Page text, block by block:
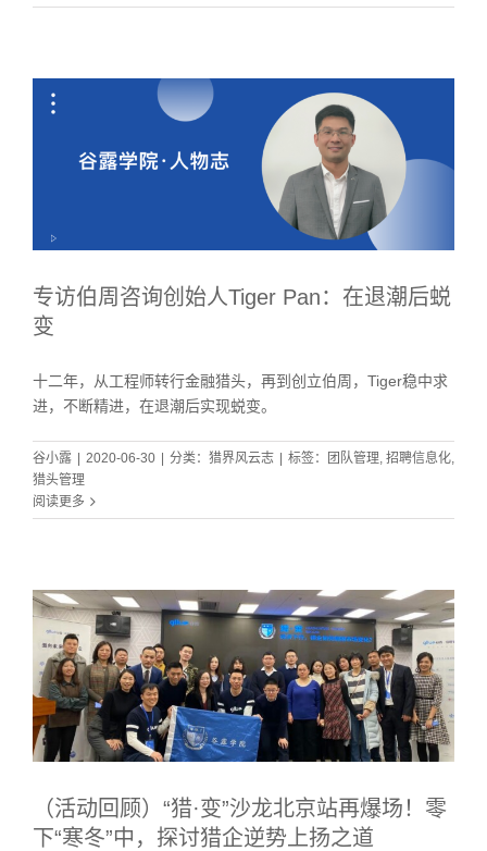
专访伯周咨询创始人Tiger Pan：在退潮后蜕
变
十二年，从工程师转行金融猎头，再到创立伯周，Tiger稳中求
进，不断精进，在退潮后实现蜕变。
谷小露 2020-06-30 分类： 猎界风云志 标签： 团队管理, 招聘信息化,
猎头管理
阅读更多
（活动回顾）“猎·变”沙龙北京站再爆场！零
下“寒冬”中，探讨猎企逆势上扬之道